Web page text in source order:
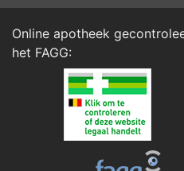
Online apotheek
het FAGG: